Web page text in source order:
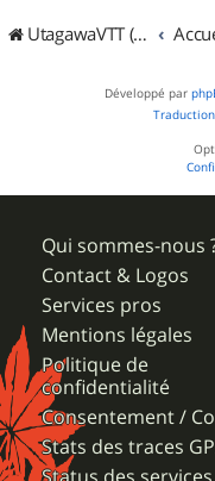
UtagawaVTT (Randos VTT et VTTAE avec traces GPS)
Développé par
Qui sommes-nous
Contact & Logos
Services pros
Mentions légales
Politique de
confidentialité
Consentement /
Stats des traces